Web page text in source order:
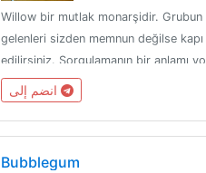
Willow bir mutlak monarşidir. Grubun
gelenleri sizden memnun değilse kapı
edilirsiniz. Sorgulamanın bir anlamı
altında bu toplulukta olmayı kabul
Bubblegum